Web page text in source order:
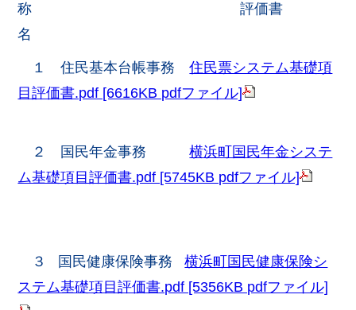
称 評価書
名
１ 住民基本台帳事務住民票システム基礎項
目評価書.pdf [6616KB pdfファイル]
２ 国民年金事務横浜町国民年金システ
ム基礎項目評価書.pdf [5745KB pdfファイル]
３ 国民健康保険事務横浜町国民健康保険シ
ステム基礎項目評価書.pdf [5356KB pdfファイル]